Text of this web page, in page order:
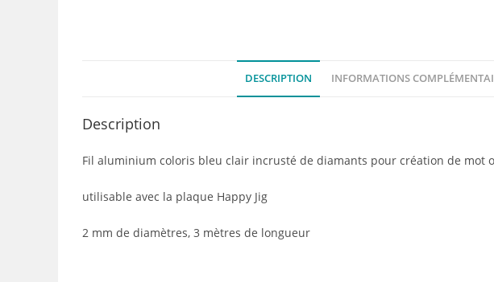
DESCRIPTION INFORMATIONS
Description
Fil aluminium coloris bleu clair incrusté de diamants pour création de mot
utilisable avec la plaque Happy Jig
2 mm de diamètres, 3 mètres de longueur